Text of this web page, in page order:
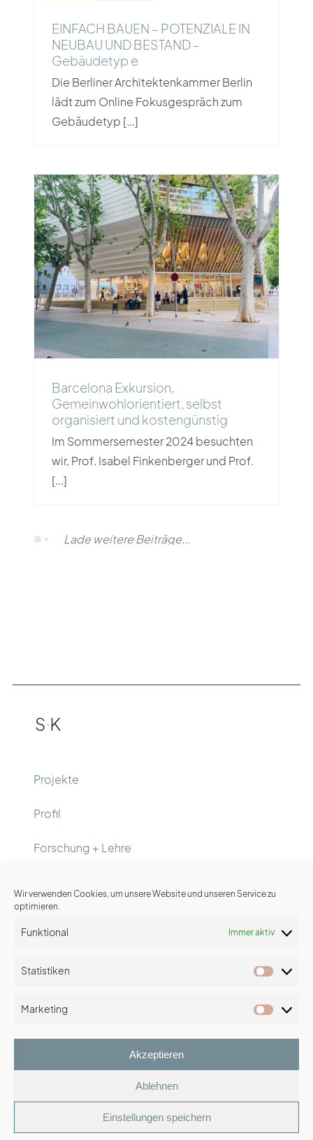
Wir verwenden Cookies, um unsere Website und unseren Service zu
optimieren.
Funktional Immer aktiv
Statistiken
Marketing
Akzeptieren
Ablehnen
Einstellungen speichern
EINFACH BAUEN – POTENZIALE IN
NEUBAU UND BESTAND –
Gebäudetyp e
Die Berliner Architektenkammer Berlin
lädt zum Online Fokusgespräch zum
Gebäudetyp [...]
Barcelona Exkursion,
Gemeinwohlorientiert, selbst
organisiert und kostengünstig
Barcelona Exkursion,
Gemeinwohlorientiert, selbst
organisiert und kostengünstig
Im Sommersemester 2024 besuchten
wir, Prof. Isabel Finkenberger und Prof.
[...]
Alle Elemente angezeigt.
Projekte
Profil
Forschung + Lehre